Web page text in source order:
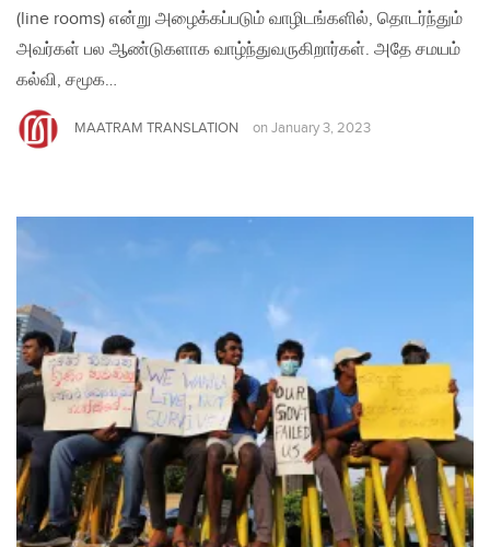
(line rooms) என்று அழைக்கப்படும் வாழிடங்களில், தொடர்ந்தும்
அவர்கள் பல ஆண்டுகளாக வாழ்ந்துவருகிறார்கள். அதே சமயம்
கல்வி, சமூக…
MAATRAM TRANSLATION on January 3, 2023